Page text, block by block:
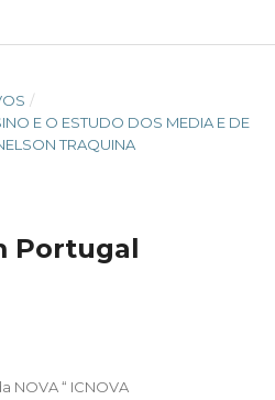
/
E O ESTUDO DOS MEDIA E DE
TRAQUINA
Portugal
NOVA “ ICNOVA